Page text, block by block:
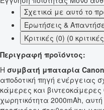
Σχετικά με αυτό το
Ερωτήσεις &
Κριτικές (0) (0
Περιγραφή προϊόντος:
Η συμβατή μπαταρία
αποδοτική πηγή ενέργειας
κάμερες και
χωρητικότητα 2000mAh,